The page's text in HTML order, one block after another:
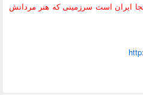
ایران است سرزمینی که هنر مردانش